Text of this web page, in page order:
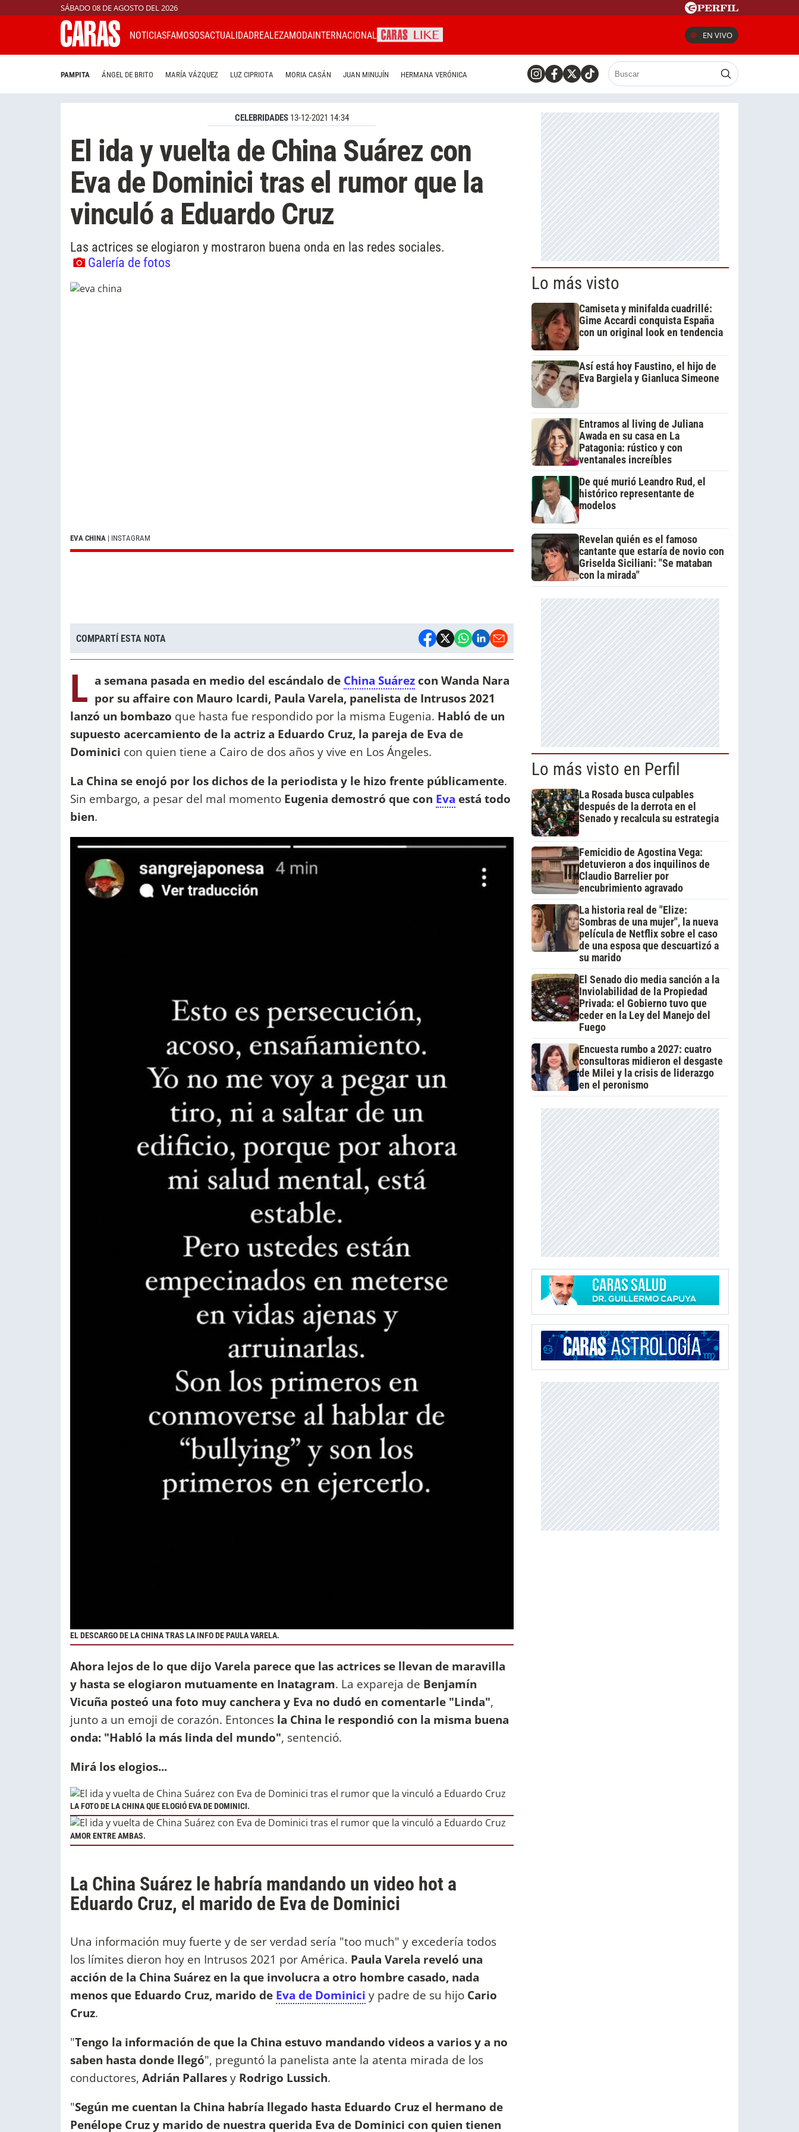
SÁBADO 08 DE AGOSTO DEL 2026
NOTICIASFAMOSOSACTUALIDADREALEZAMODAINTERNACIONAL EN VIVO
PAMPITA ÁNGEL DE BRITO MARÍA VÁZQUEZ LUZ CIPRIOTA MORIA CASÁN JUAN MINUJÍN HERMANA VERÓNICA
CELEBRIDADES 13-12-2021 14:34
El ida y vuelta de China Suárez con
Eva de Dominici tras el rumor que la
vinculó a Eduardo Cruz
Las actrices se elogiaron y mostraron buena onda en las redes sociales.
Galería de fotos
EVA CHINA | INSTAGRAM
COMPARTÍ ESTA NOTA
L a semana pasada en medio del escándalo de China Suárez con Wanda Nara
por su affaire con Mauro Icardi, Paula Varela, panelista de Intrusos 2021
lanzó un bombazo que hasta fue respondido por la misma Eugenia. Habló de un
supuesto acercamiento de la actriz a Eduardo Cruz, la pareja de Eva de
Dominici con quien tiene a Cairo de dos años y vive en Los Ángeles.
La China se enojó por los dichos de la periodista y le hizo frente públicamente.
Sin embargo, a pesar del mal momento Eugenia demostró que con Eva está todo
bien.
EL DESCARGO DE LA CHINA TRAS LA INFO DE PAULA VARELA.
Ahora lejos de lo que dijo Varela parece que las actrices se llevan de maravilla
y hasta se elogiaron mutuamente en Inatagram. La expareja de Benjamín
Vicuña posteó una foto muy canchera y Eva no dudó en comentarle "Linda",
junto a un emoji de corazón. Entonces la China le respondió con la misma buena
onda: "Habló la más linda del mundo", sentenció.
Mirá los elogios...
LA FOTO DE LA CHINA QUE ELOGIÓ EVA DE DOMINICI.
AMOR ENTRE AMBAS.
La China Suárez le habría mandando un video hot a
Eduardo Cruz, el marido de Eva de Dominici
Una información muy fuerte y de ser verdad sería "too much" y excedería todos
los límites dieron hoy en Intrusos 2021 por América. Paula Varela reveló una
acción de la China Suárez en la que involucra a otro hombre casado, nada
menos que Eduardo Cruz, marido de Eva de Dominici y padre de su hijo Cario
Cruz.
"Tengo la información de que la China estuvo mandando videos a varios y a no
saben hasta donde llegó", preguntó la panelista ante la atenta mirada de los
conductores, Adrián Pallaresy Rodrigo Lussich.
"Según me cuentan la China habría llegado hasta Eduardo Cruz el hermano de
Penélope Cruz y marido de nuestra querida Eva de Dominici con quien tienen
Lo más visto
Camiseta y minifalda cuadrillé:
Gime Accardi conquista España
con un original look en tendencia
Así está hoy Faustino, el hijo de
Eva Bargiela y Gianluca Simeone
Entramos al living de Juliana
Awada en su casa en La
Patagonia: rústico y con
ventanales increíbles
De qué murió Leandro Rud, el
histórico representante de
modelos
Revelan quién es el famoso
cantante que estaría de novio con
Griselda Siciliani: "Se mataban
con la mirada"
Lo más visto en Perfil
La Rosada busca culpables
después de la derrota en el
Senado y recalcula su estrategia
Femicidio de Agostina Vega:
detuvieron a dos inquilinos de
Claudio Barrelier por
encubrimiento agravado
La historia real de "Elize:
Sombras de una mujer", la nueva
película de Netflix sobre el caso
de una esposa que descuartizó a
su marido
El Senado dio media sanción a la
Inviolabilidad de la Propiedad
Privada: el Gobierno tuvo que
ceder en la Ley del Manejo del
Fuego
Encuesta rumbo a 2027: cuatro
consultoras midieron el desgaste
de Milei y la crisis de liderazgo
en el peronismo